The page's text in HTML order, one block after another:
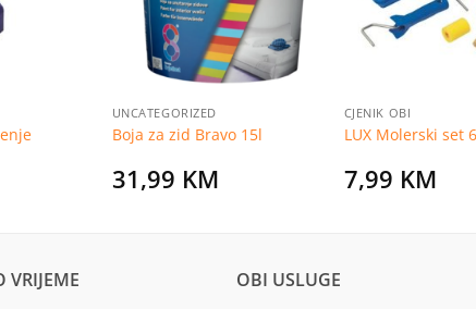
UNCATEGORIZED
Boja za zid Bravo 15l
31,99 KM
CJENIK OBI
LUX Molerski set
7,99 KM
VRIJEME OBI USLUGE